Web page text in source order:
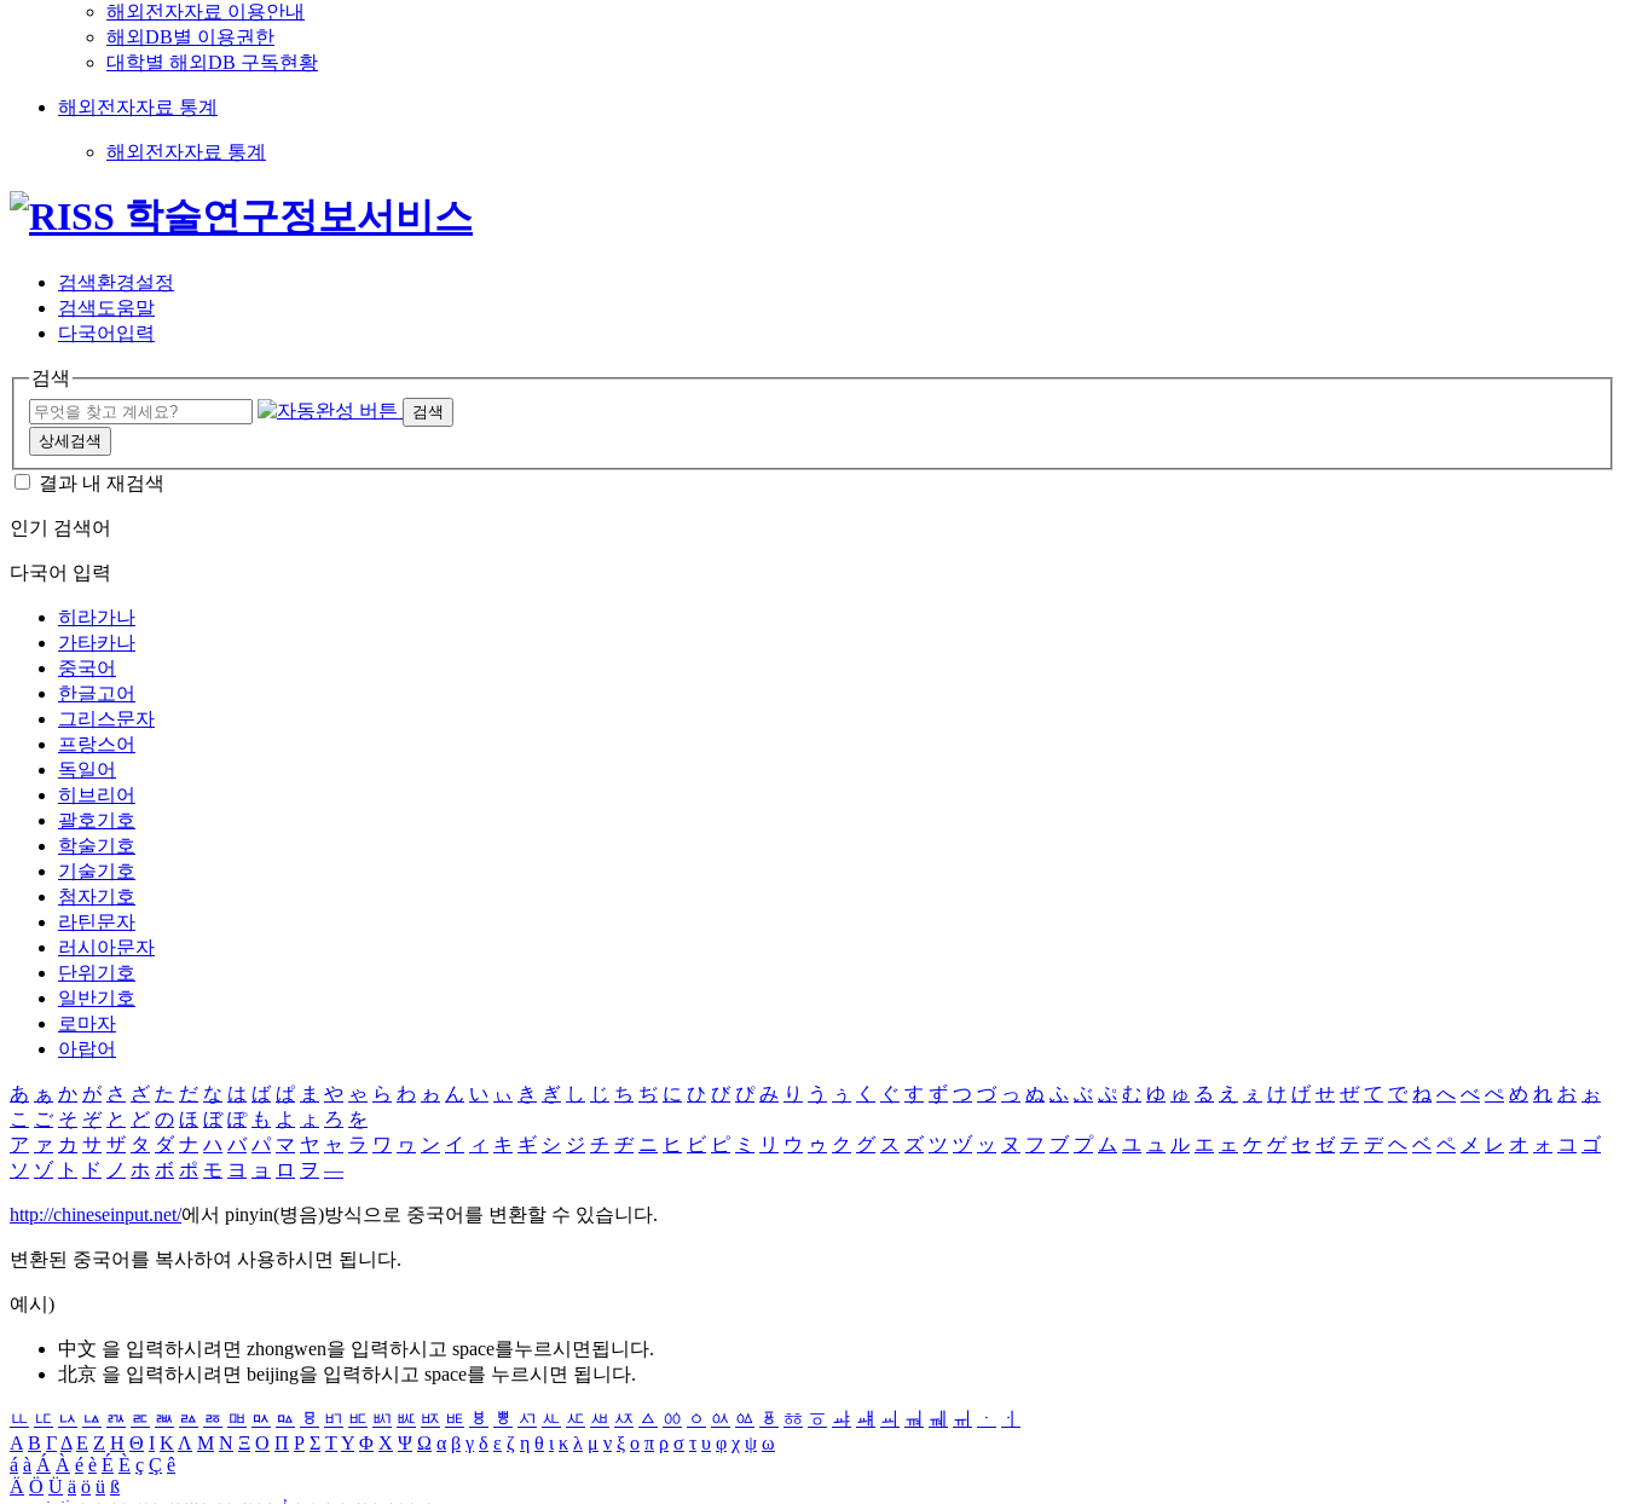
해외전자자료 이용안내
해외DB별 이용권한
대학별 해외DB 구독현황
해외전자자료 통계
해외전자자료 통계
검색환경설정
검색도움말
다국어입력
검색
검색
상세검색
결과 내 재검색
인기 검색어
다국어 입력
히라가나
가타카나
중국어
한글고어
그리스문자
프랑스어
독일어
히브리어
괄호기호
학술기호
기술기호
첨자기호
라틴문자
러시아문자
단위기호
일반기호
로마자
아랍어
あ ぁ か が さ ざ た だ な は ば ぱ ま や ゃ ら わ ゎ ん い ぃ き ぎ し じ ち ぢ に ひ び ぴ み り う ぅ く ぐ す ず つ づ っ ぬ ふ ぶ ぷ む ゆ ゅ る え ぇ け げ せ ぜ て で ね へ べ ぺ め れ お ぉ
こ ご そ ぞ と ど の ほ ぼ ぽ も よ ょ ろ を
ア ァ カ サ ザ タ ダ ナ ハ バ パ マ ヤ ャ ラ ワ ヮ ン イ ィ キ ギ シ ジ チ ヂ ニ ヒ ビ ピ ミ リ ウ ゥ ク グ ス ズ ツ ヅ ッ ヌ フ ブ プ ム ユ ュ ル エ ェ ケ ゲ セ ゼ テ デ ヘ ベ ペ メ レ オ ォ コ ゴ
ソ ゾ ト ド ノ ホ ボ ポ モ ヨ ョ ロ ヲ ―
http://chineseinput.net/에서 pinyin(병음)방식으로 중국어를 변환할 수 있습니다.
변환된 중국어를 복사하여 사용하시면 됩니다.
예시)
中文 을 입력하시려면 zhongwen을 입력하시고 space를누르시면됩니다.
北京 을 입력하시려면 beijing을 입력하시고 space를 누르시면 됩니다.
ㅥ ㅦ ㅧ ㅨ ㅩ ㅪ ㅫ ㅬ ㅭ ㅮ ㅯ ㅰ ㅱ ㅲ ㅳ ㅴ ㅵ ㅶ ㅷ ㅸ ㅹ ㅺ ㅻ ㅼ ㅽ ㅾ ㅿ ㆀ ㆁ ㆂ ㆃ ㆄ ㆅ ㆆ ㆇ ㆈ ㆉ ㆊ ㆋ ㆌ ㆍ
ㆎ
Α Β ΓΔ Ε Ζ Η Θ Ι ΚΛ Μ Ν Ξ Ο Π Ρ Σ ΤΥ Φ Χ Ψ Ω α β γ δ ε ζ η θ ι κ λ μ ν ξ ο π ρ σ τ υ φ χ ψ ω
á à Á À é è É È ç Ç ê
Ä Ö Ü ä ö ü ß